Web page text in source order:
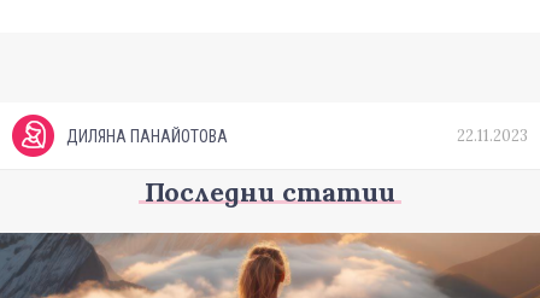
ДИЛЯНА ПАНАЙОТОВА 22.11.2023
Последни статии